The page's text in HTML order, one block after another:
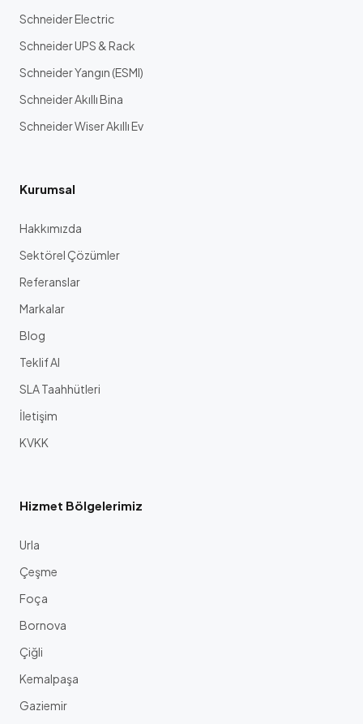
Schneider Electric
Schneider UPS & Rack
Schneider Yangın (ESMI)
Schneider Akıllı Bina
Schneider Wiser Akıllı Ev
Kurumsal
Hakkımızda
Sektörel Çözümler
Referanslar
Markalar
Blog
Teklif Al
SLA Taahhütleri
İletişim
KVKK
Hizmet Bölgelerimiz
Urla
Çeşme
Foça
Bornova
Çiğli
Kemalpaşa
Gaziemir